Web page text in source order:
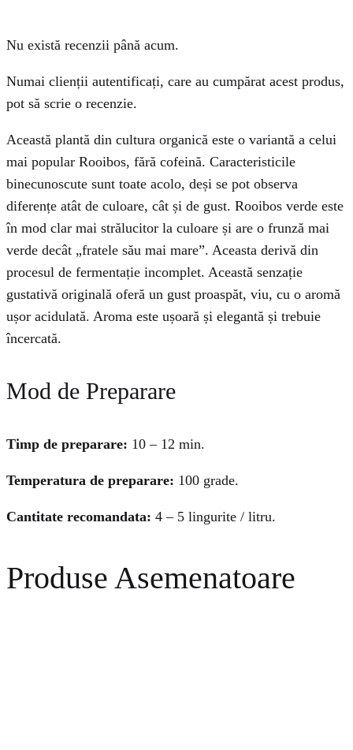
Nu există recenzii până acum.
Numai clienții autentificați, care au cumpărat acest produs,
pot să scrie o recenzie.
Această plantă din cultura organică este o variantă a celui
mai popular Rooibos, fără cofeină. Caracteristicile
binecunoscute sunt toate acolo, deși se pot observa
diferențe atât de culoare, cât și de gust. Rooibos verde este
în mod clar mai strălucitor la culoare și are o frunză mai
verde decât „fratele său mai mare”. Aceasta derivă din
procesul de fermentație incomplet. Această senzație
gustativă originală oferă un gust proaspăt, viu, cu o aromă
ușor acidulată. Aroma este ușoară și elegantă și trebuie
încercată.
Mod de Preparare
Timp de preparare: 10 – 12 min.
Temperatura de preparare: 100 grade.
Cantitate recomandata: 4 – 5 lingurite / litru.
Produse Asemenatoare